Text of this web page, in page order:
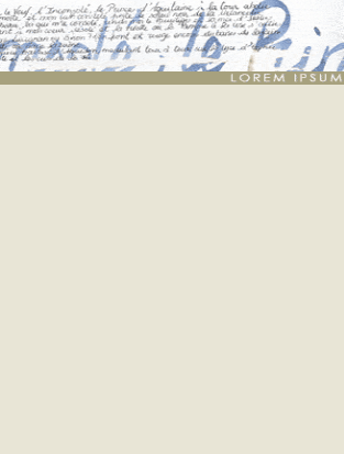
Texte breton: génération de 15 mots